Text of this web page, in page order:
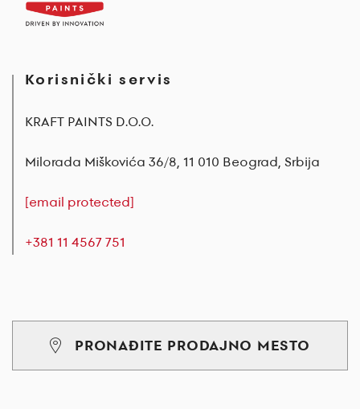
Korisnički servis
KRAFT PAINTS D.O.O.
Milorada Miškovića 36/8, 11 010 Beograd, Srbija
[email protected]
+381 11 4567 751
PRONAĐITE PRODAJNO MESTO